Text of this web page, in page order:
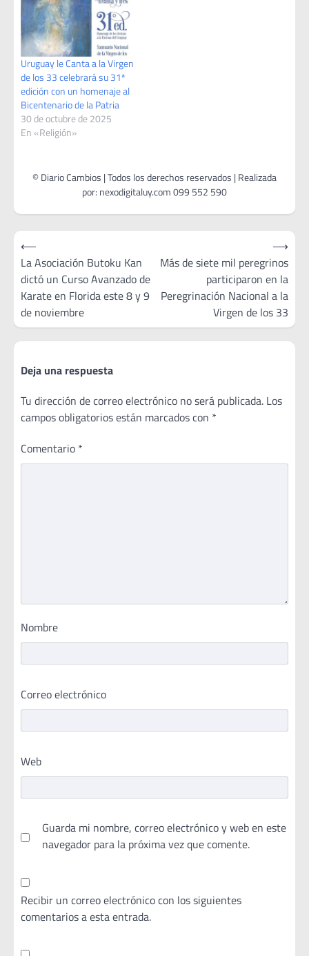
Uruguay le Canta a la Virgen
de los 33 celebrará su 31ª
edición con un homenaje al
Bicentenario de la Patria
30 de octubre de 2025
En «Religión»
Navegación
de
entradas
⟵
La Asociación Butoku Kan
dictó un Curso Avanzado de
Karate en Florida este 8 y 9
de noviembre
Más de siete mil peregrinos
participaron en la
Peregrinación Nacional a la
Virgen de los 33
⟶
Deja una respuesta
Tu dirección de correo electrónico no será publicada. Los
campos obligatorios están marcados con *
Comentario *
Nombre
Correo electrónico
Web
Guarda mi nombre, correo electrónico y web en este
navegador para la próxima vez que comente.
Recibir un correo electrónico con los siguientes
comentarios a esta entrada.